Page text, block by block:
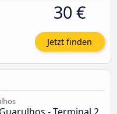
30 €
Jetzt finden